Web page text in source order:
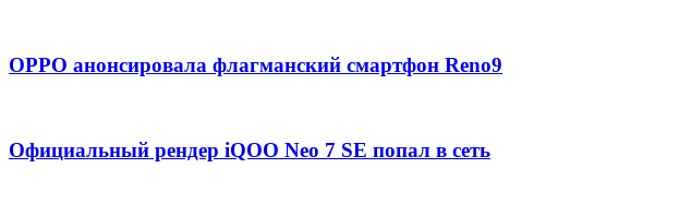
OPPO анонсировала флагманский смартфон Reno9
Официальный рендер iQOO Neo 7 SE попал в сеть